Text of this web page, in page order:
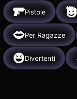
Pistole
Per Ragazze
Divertenti